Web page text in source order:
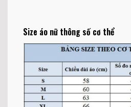
Size áo nữ thông số cơ thể